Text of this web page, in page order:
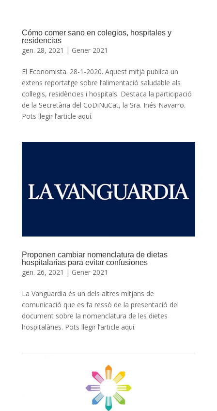
Cómo comer sano en colegios, hospitales y
residencias
gen. 28, 2021 | Gener 2021
El Economista. 28-1-2020. Aquest mitjà publica un
extens reportatge sobre l’alimentació saludable als
col·legis, residències i hospitals. Destaca la participació
de la Secretària del CoDiNuCat, la Sra. Inés Navarro.
Pots llegir l’article aquí.
Proponen cambiar nomenclatura de dietas
hospitalarias para evitar confusiones
gen. 26, 2021 | Gener 2021
La Vanguardia és un dels altres mitjans de
comunicació que es fa ressò de la presentació del
document sobre la nomenclatura de les dietes
hospitalàries. Pots llegir l’article aquí.